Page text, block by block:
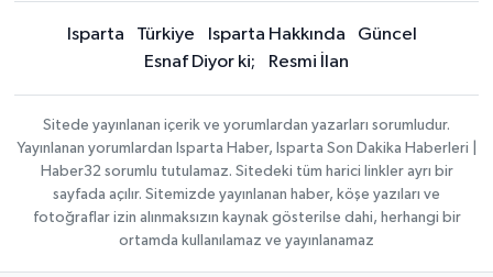
Isparta Türkiye Isparta Hakkında
Güncel
Esnaf Diyor ki;
Resmi İlan
Sitede yayınlanan içerik ve yorumlardan yazarları sorumludur.
Yayınlanan yorumlardan Isparta Haber, Isparta Son Dakika Haberleri |
Haber32 sorumlu tutulamaz. Sitedeki tüm harici linkler ayrı bir
sayfada açılır. Sitemizde yayınlanan haber, köşe yazıları ve
fotoğraflar izin alınmaksızın kaynak gösterilse dahi, herhangi bir
ortamda kullanılamaz ve yayınlanamaz